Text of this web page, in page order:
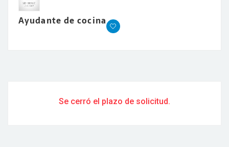
Ayudante de cocina
Se cerró el plazo de solicitud.